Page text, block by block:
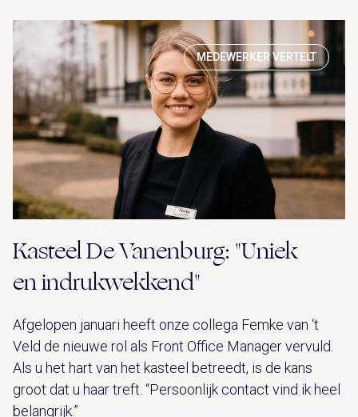
MEDEWERKER VERTELT
Kasteel De Vanenburg: "Uniek
en indrukwekkend"
Afgelopen januari heeft onze collega Femke van ‘t
Veld de nieuwe rol als Front Office Manager vervuld.
Als u het hart van het kasteel betreedt, is de kans
groot dat u haar treft. “Persoonlijk contact vind ik heel
belangrijk.”